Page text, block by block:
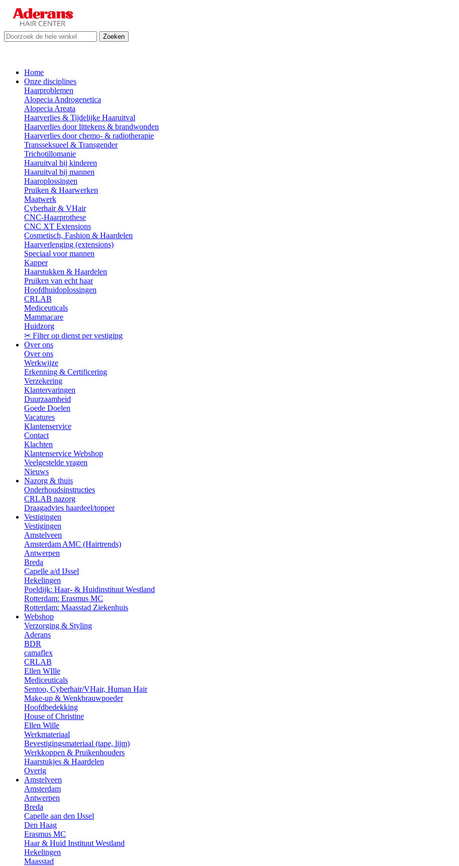
Zoeken
Home
Onze disciplines
Haarproblemen
Alopecia Androgenetica
Alopecia Areata
Haarverlies & Tijdelijke Haaruitval
Haarverlies door littekens & brandwonden
Haarverlies door chemo- & radiotherapie
Transseksueel & Transgender
Trichotillomanie
Haaruitval bij kinderen
Haaruitval bij mannen
Haaroplossingen
Pruiken & Haarwerken
Maatwerk
Cyberhair & VHair
CNC-Haarprothese
CNC XT Extensions
Cosmetisch, Fashion & Haardelen
Haarverlenging (extensions)
Speciaal voor mannen
Kapper
Haarstukken & Haardelen
Pruiken van echt haar
Hoofdhuidoplossingen
CRLAB
Mediceuticals
Mammacare
Huidzorg
✂ Filter op dienst per vestiging
Over ons
Over ons
Werkwijze
Erkenning & Certificering
Verzekering
Klantervaringen
Duurzaamheid
Goede Doelen
Vacatures
Klantenservice
Contact
Klachten
Klantenservice Webshop
Veelgestelde vragen
Nieuws
Nazorg & thuis
Onderhoudsinstructies
CRLAB nazorg
Draagadvies haardeel/topper
Vestigingen
Vestigingen
Amstelveen
Amsterdam AMC (Hairtrends)
Antwerpen
Breda
Capelle a/d IJssel
Hekelingen
Poeldijk: Haar- & Huidinstituut Westland
Rotterdam: Erasmus MC
Rotterdam: Maasstad Ziekenhuis
Webshop
Verzorging & Styling
Aderans
BDR
camaflex
CRLAB
Ellen WIlle
Mediceuticals
Sentoo, Cyberhair/VHair, Human Hair
Make-up & Wenkbrauwpoeder
Hoofdbedekking
House of Christine
Ellen Wille
Werkmateriaal
Bevestigingsmateriaal (tape, lijm)
Werkkoppen & Pruikenhouders
Haarstukjes & Haardelen
Overig
Amstelveen
Amsterdam
Antwerpen
Breda
Capelle aan den IJssel
Den Haag
Erasmus MC
Haar & Huid Instituut Westland
Hekelingen
Maasstad